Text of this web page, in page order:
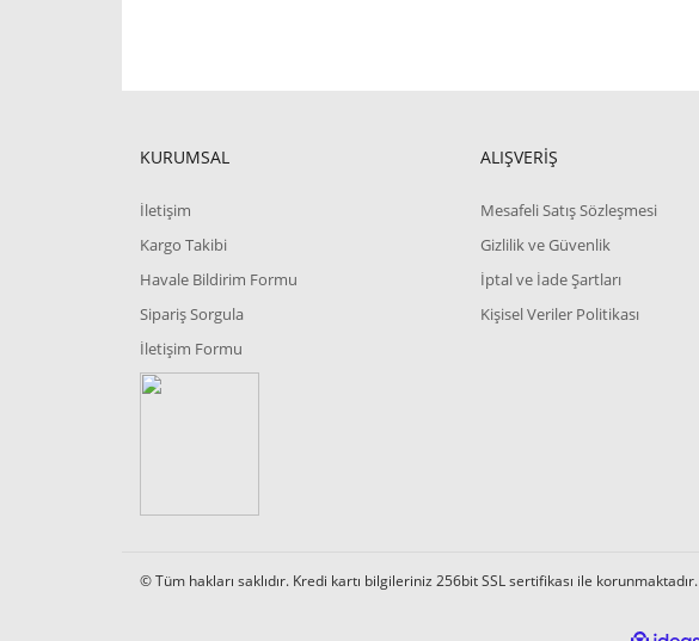
KURUMSAL
İletişim
Kargo Takibi
Havale Bildirim Formu
Sipariş Sorgula
İletişim Formu
ALIŞVERİŞ
Mesafeli Satış Sözleşmesi
Gizlilik ve Güvenlik
İptal ve İade Şartları
Kişisel Veriler Politikası
© Tüm hakları saklıdır. Kredi kartı bilgileriniz 256bit SSL sertifikası ile korunmaktadır.